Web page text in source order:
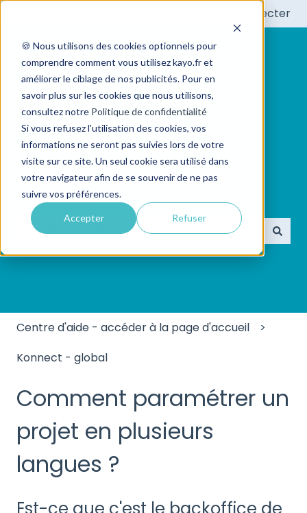
🍪 Nous utilisons des cookies optionnels pour
comprendre comment vous utilisez kayo.fr et
améliorer le ciblage de nos publicités. Pour en
savoir plus sur les cookies que nous utilisons,
consultez notre Politique de confidentialité
Si vous refusez l'utilisation des cookies, vos
informations ne seront pas suivies lors de votre
visite sur ce site. Un seul cookie sera utilisé dans
votre navigateur afin de se souvenir de ne pas
suivre vos préférences.
Accepter Refuser
Afficher le sous-menu pour les traductions
Se connecter
👋 Bonjour ! Quelle est votre
question?
Il n'y a aucune suggestion car le champ de
Centre d'aide - accéder à la page d'accueil
Konnect - global
Comment paramétrer un
projet en plusieurs
langues ?
Est-ce que c'est le backoffice de